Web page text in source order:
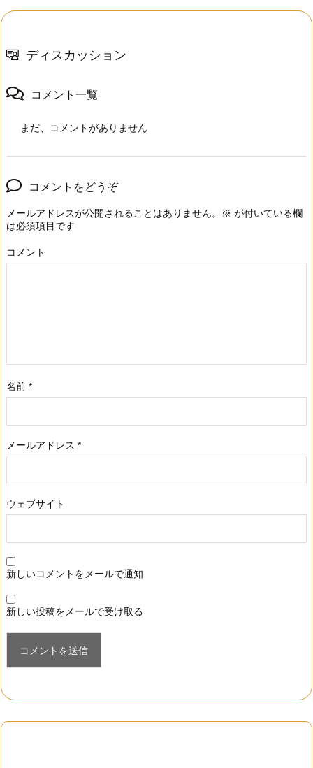
ディスカッション
コメント一覧
まだ、コメントがありません
コメントをどうぞ
メールアドレスが公開されることはありません。 ※ が付いている欄
は必須項目です
コメント
名前 *
メールアドレス *
ウェブサイト
新しいコメントをメールで通知
新しい投稿をメールで受け取る